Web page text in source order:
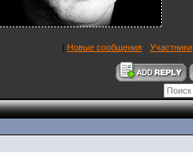
[ Новые сообщения · Участники